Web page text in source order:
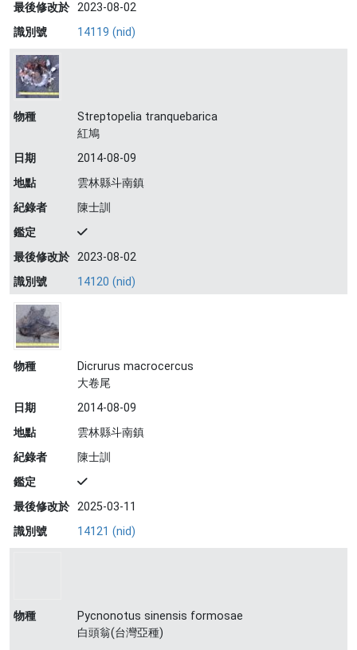
最後修改於 2023-08-02
識別號
14119 (nid)
物種
Streptopelia tranquebarica
紅鳩
日期
2014-08-09
地點
雲林縣斗南鎮
紀錄者
陳士訓
鑑定
最後修改於 2023-08-02
識別號
14120 (nid)
物種
Dicrurus macrocercus
大卷尾
日期
2014-08-09
地點
雲林縣斗南鎮
紀錄者
陳士訓
鑑定
最後修改於 2025-03-11
識別號
14121 (nid)
物種
Pycnonotus sinensis formosae
白頭翁(台灣亞種)